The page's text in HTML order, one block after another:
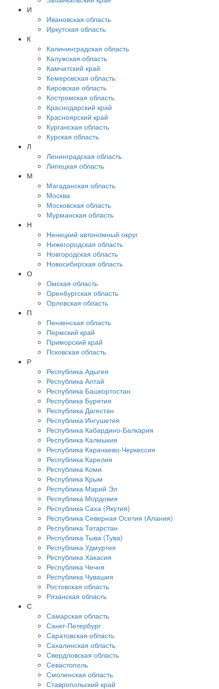
И
Ивановская область
Иркутская область
К
Калининградская область
Калужская область
Камчатский край
Кемеровская область
Кировская область
Костромская область
Краснодарский край
Красноярский край
Курганская область
Курская область
Л
Ленинградская область
Липецкая область
М
Магаданская область
Москва
Московская область
Мурманская область
Н
Ненецкий автономный округ
Нижегородская область
Новгородская область
Новосибирская область
О
Омская область
Оренбургская область
Орловская область
П
Пензенская область
Пермский край
Приморский край
Псковская область
Р
Республика Адыгея
Республика Алтай
Республика Башкортостан
Республика Бурятия
Республика Дагестан
Республика Ингушетия
Республика Кабардино-Балкария
Республика Калмыкия
Республика Карачаево-Черкессия
Республика Карелия
Республика Коми
Республика Крым
Республика Марий Эл
Республика Мордовия
Республика Саха (Якутия)
Республика Северная Осетия (Алания)
Республика Татарстан
Республика Тыва (Тува)
Республика Удмуртия
Республика Хакасия
Республика Чечня
Республика Чувашия
Ростовская область
Рязанская область
С
Самарская область
Санкт-Петербург
Саратовская область
Сахалинская область
Свердловская область
Севастополь
Смоленская область
Ставропольский край